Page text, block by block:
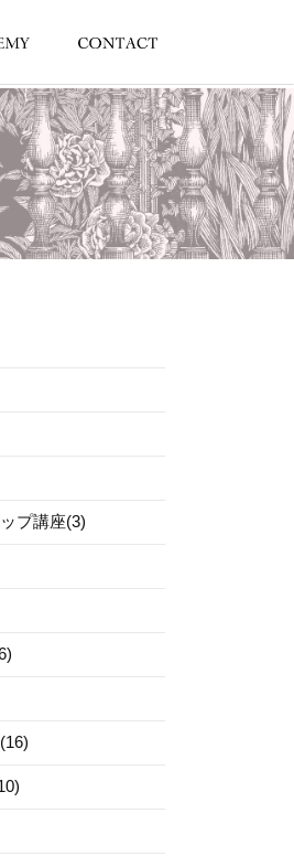
プ講座(3)